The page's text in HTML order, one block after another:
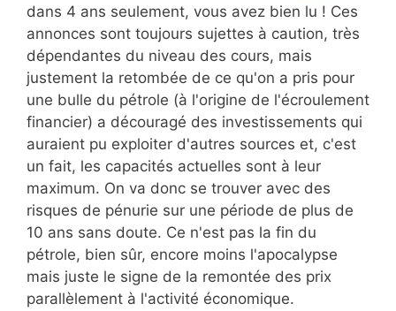
dans 4 ans seulement, vous avez bien lu ! Ces
annonces sont toujours sujettes à caution, très
dépendantes du niveau des cours, mais
justement la retombée de ce qu'on a pris pour
une bulle du pétrole (à l'origine de l'écroulement
financier) a découragé des investissements qui
auraient pu exploiter d'autres sources et, c'est
un fait, les capacités actuelles sont à leur
maximum. On va donc se trouver avec des
risques de pénurie sur une période de plus de
10 ans sans doute. Ce n'est pas la fin du
pétrole, bien sûr, encore moins l'apocalypse
mais juste le signe de la remontée des prix
parallèlement à l'activité économique.